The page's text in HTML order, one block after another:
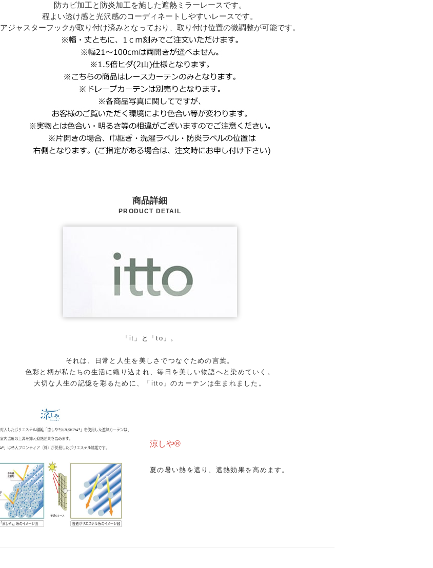
防カビ加工と防炎加工を施した遮熱ミラーレースです。
程よい透け感と光沢感のコーディネートしやすいレースです。
アジャスターフックが取り付け済みとなっており、取り付け位置の微調整が可能です。
商品詳細
PRODUCT DETAIL
「it」と「to」。
それは、日常と人生を美しさでつなぐための言葉。
色彩と柄が私たちの生活に織り込まれ、毎日を美しい物語へと染めていく。
大切な人生の記憶を彩るために、「itto」のカーテンは生まれました。
涼しや®
夏の暑い熱を遮り、遮熱効果を高めます。